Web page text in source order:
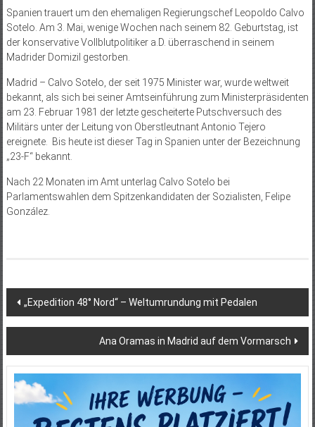
Spanien trauert um den ehemaligen Regierungschef Leopoldo Calvo
Sotelo. Am 3. Mai, wenige Wochen nach seinem 82. Geburtstag, ist
der konservative Vollblutpolitiker a.D. überraschend in seinem
Madrider Domizil gestorben.
Madrid – Calvo Sotelo, der seit 1975 Minister war, wurde weltweit
bekannt, als sich bei seiner Amtseinführung zum Ministerpräsidenten
am 23. Februar 1981 der letzte gescheiterte Putschversuch des
Militärs unter der Leitung von Oberstleutnant Antonio Tejero
ereignete. Bis heute ist dieser Tag in Spanien unter der Bezeichnung
„23-F“ bekannt.
Nach 22 Monaten im Amt unterlag Calvo Sotelo bei
Parlamentswahlen dem Spitzenkandidaten der Sozialisten, Felipe
González.
Beitragsnavigation
„Expedition 48° Nord“ – Weltumrundung mit Pedalen
Ana Oramas in Madrid auf dem Vormarsch